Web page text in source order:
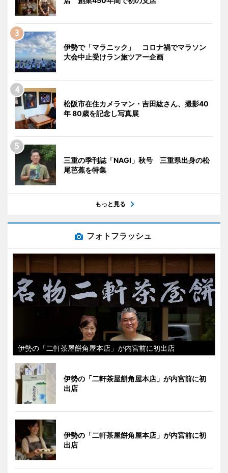
伊勢で「マラニック」 コロナ禍でマラソン
大会中止受けラン旅ツアー企画
松阪市在住カメラマン・吉田紘さん、撮影40
年 80歳を記念し写真展
三重の季刊誌「NAGI」秋号 三重県出身の松
尾芭蕉を特集
もっと見る
フォトフラッシュ
伊勢の「二軒茶屋餅角屋本店」が内宮前に初出店
伊勢の「二軒茶屋餅角屋本店」が内宮前に初
出店
伊勢の「二軒茶屋餅角屋本店」が内宮前に初
出店